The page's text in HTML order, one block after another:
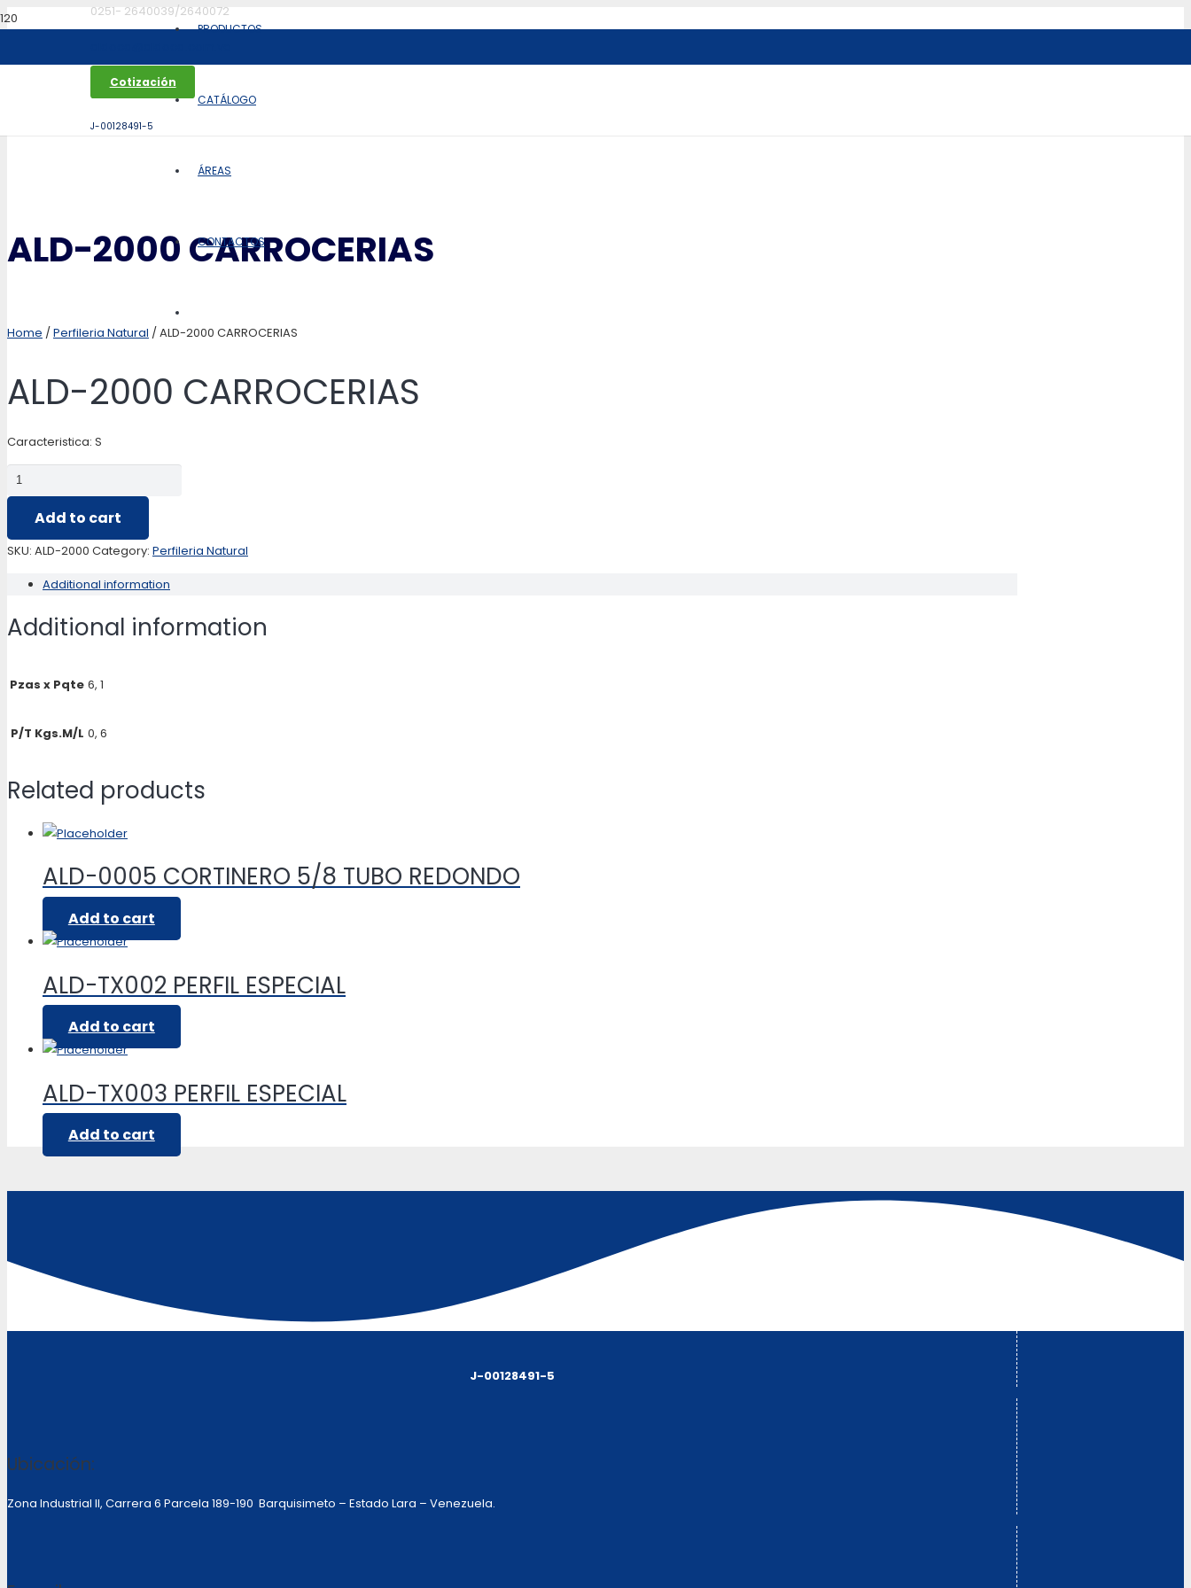
0251- 2640039/2640072
Cotización
J-00128491-5
PRODUCTOS
CATÁLOGO
ÁREAS
CONTACTOS
ALD-2000 CARROCERIAS
Home /Perfileria Natural / ALD-2000 CARROCERIAS
ALD-2000 CARROCERIAS
Caracteristica: S
ALD-
2000
CARROCERIAS
quantity
Add to cart
SKU: ALD-2000 Category: Perfileria Natural
Additional information
Additional information
Pzas x Pqte 6, 1
P/T Kgs.M/L 0, 6
Related products
ALD-0005 CORTINERO 5/8 TUBO REDONDO
Add to cart
ALD-TX002 PERFIL ESPECIAL
Add to cart
ALD-TX003 PERFIL ESPECIAL
Add to cart
J-00128491-5
Ubicación:
Zona Industrial II, Carrera 6 Parcela 189-190 Barquisimeto – Estado Lara – Venezuela.